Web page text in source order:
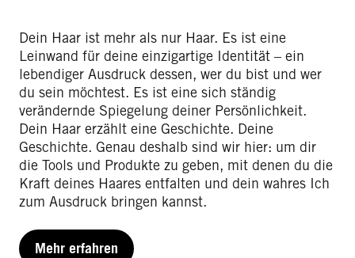
Dein Haar ist mehr als nur Haar. Es ist eine
Leinwand für deine einzigartige Identität – ein
lebendiger Ausdruck dessen, wer du bist und wer
du sein möchtest. Es ist eine sich ständig
verändernde Spiegelung deiner Persönlichkeit.
Dein Haar erzählt eine Geschichte. Deine
Geschichte. Genau deshalb sind wir hier: um dir
die Tools und Produkte zu geben, mit denen du die
Kraft deines Haares entfalten und dein wahres Ich
zum Ausdruck bringen kannst.
Mehr erfahren